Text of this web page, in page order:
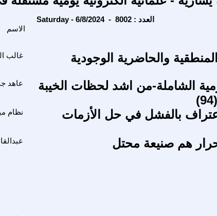
Saturday - 6/8/2024 - العدد : 8002
الاسم
غالب والحاضرية الوجودية
عاهد
الشاملة-من اشد لحظات الخيبة
نظام
بالفشل في حل الأزمات
هم صنيعة محتل